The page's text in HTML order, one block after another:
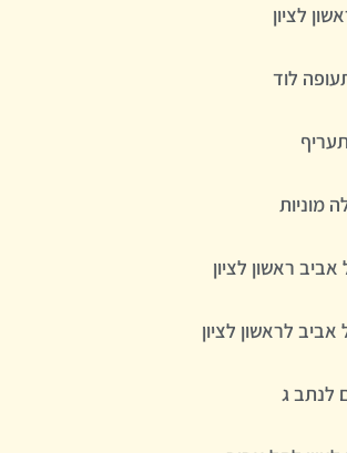
לציון
לוד
מוניות
ראשון לציון
לראשון לציון